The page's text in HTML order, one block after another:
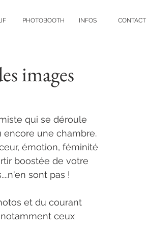
PHOTOBOOTH INFOS CONTACT
images
qui se déroule
encore une chambre.
émotion, féminité
boostée de votre
sont pas !
et du courant
ceux